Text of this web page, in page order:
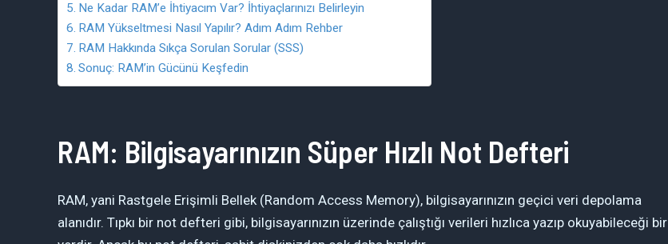
Ne Kadar RAM’e İhtiyacım Var? İhtiyaçlarınızı Belirleyin
RAM Yükseltmesi Nasıl Yapılır? Adım Adım Rehber
RAM Hakkında Sıkça Sorulan Sorular (SSS)
Sonuç: RAM’in Gücünü Keşfedin
RAM: Bilgisayarınızın Süper Hızlı Not Defteri
RAM, yani Rastgele Erişimli Bellek (Random Access Memory), bilgisayarınızın geçici veri depolama
alanıdır. Tıpkı bir not defteri gibi, bilgisayarınızın üzerinde çalıştığı verileri hızlıca yazıp okuyabileceği bir